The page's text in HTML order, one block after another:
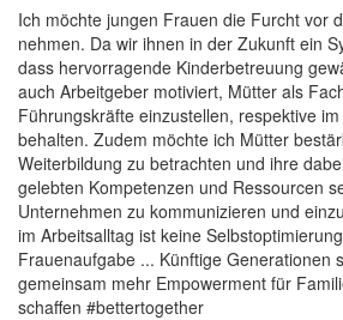
Ich möchte jungen Frauen die Furcht vor
nehmen. Da wir ihnen in der Zukunft ein
dass hervorragende Kinderbetreuung
auch Arbeitgeber motiviert, Mütter als
Führungskräfte einzustellen, respektive
behalten. Zudem möchte ich Mütter
Weiterbildung zu betrachten und ihre
gelebten Kompetenzen und Ressourcen
Unternehmen zu kommunizieren und
im Arbeitsalltag ist keine
Frauenaufgabe ... Künftige Generationen
gemeinsam mehr Empowerment für
schaffen #bettertogether